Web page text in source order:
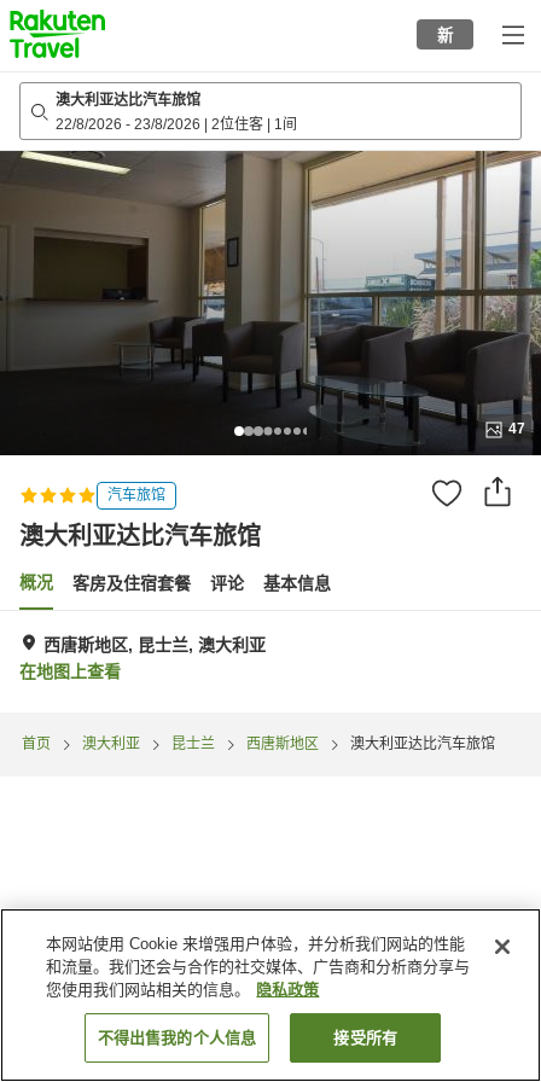
to
top
page
新
澳大利亚达比汽车旅馆
22/8/2026 - 23/8/2026 2位住客 1间
47
汽车旅馆
澳大利亚达比汽车旅馆
概况 客房及住宿套餐 评论 基本信息
西唐斯地区, 昆士兰, 澳大利亚
在地图上查看
首页 澳大利亚 昆士兰 西唐斯地区 澳大利亚达比汽车旅馆
搜索客房
本网站使用 Cookie 来增强用户体验，并分析我们网站的性能
和流量。我们还会与合作的社交媒体、广告商和分析商分享与
您使用我们网站相关的信息。
隐私政策
不得出售我的个人信息 接受所有